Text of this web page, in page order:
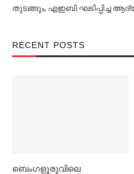
തുടങ്ങും, എഇബി ഘടിപ്പിച്ച
RECENT POSTS
ബെംഗളൂരുവിലെ